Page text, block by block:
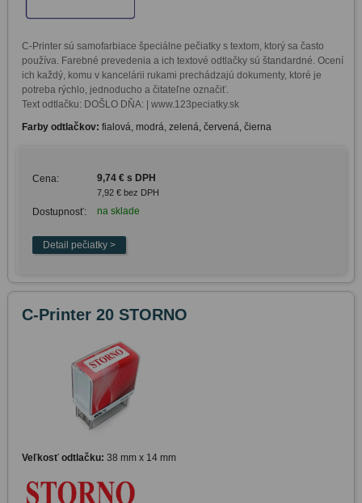
C-Printer sú samofarbiace špeciálne pečiatky s textom, ktorý sa často
používa. Farebné prevedenia a ich textové odtlačky sú štandardné. Ocení
ich každý, komu v kancelárii rukami prechádzajú dokumenty, ktoré je
potreba rýchlo, jednoducho a čitateľne označiť.
Text odtlačku: DOŠLO DŇA: | www.123peciatky.sk
Farby odtlačkov: fialová, modrá, zelená, červená, čierna
Cena: 9,74 € s DPH
7,92 € bez DPH
Dostupnosť: na sklade
C-Printer 20 STORNO
Veľkosť odtlačku: 38 mm x 14 mm